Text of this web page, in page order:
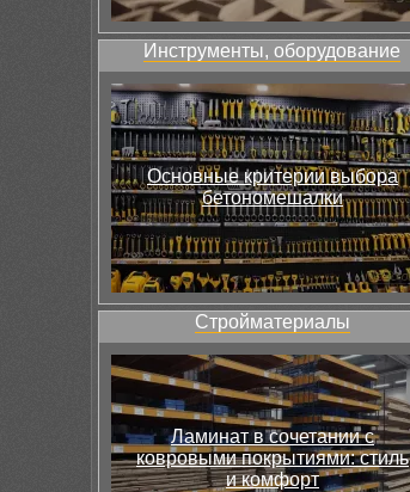
Инструменты, оборудование
Основные критерии выбора
бетономешалки
Стройматериалы
Ламинат в сочетании с
ковровыми покрытиями: стиль
и комфорт